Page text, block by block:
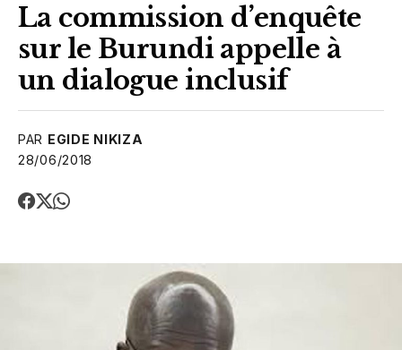
La commission d’enquête
sur le Burundi appelle à
un dialogue inclusif
PAR EGIDE NIKIZA
28/06/2018